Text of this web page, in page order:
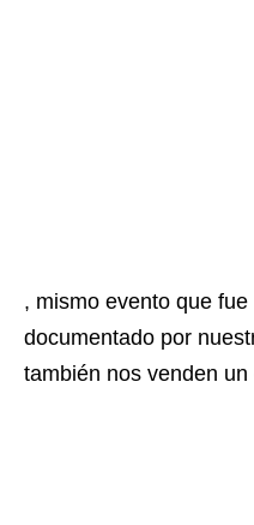
, mismo evento que
documentado por
también nos venden